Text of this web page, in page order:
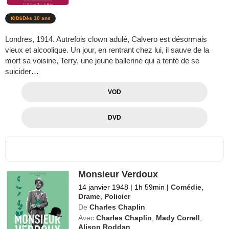
Dès 10 ans
Londres, 1914. Autrefois clown adulé, Calvero est désormais
vieux et alcoolique. Un jour, en rentrant chez lui, il sauve de la
mort sa voisine, Terry, une jeune ballerine qui a tenté de se
suicider…
VOD
DVD
Monsieur Verdoux
14 janvier 1948 | 1h 59min | Comédie,
Drame, Policier
De Charles Chaplin
Avec Charles Chaplin, Mady Correll,
Alison Roddan